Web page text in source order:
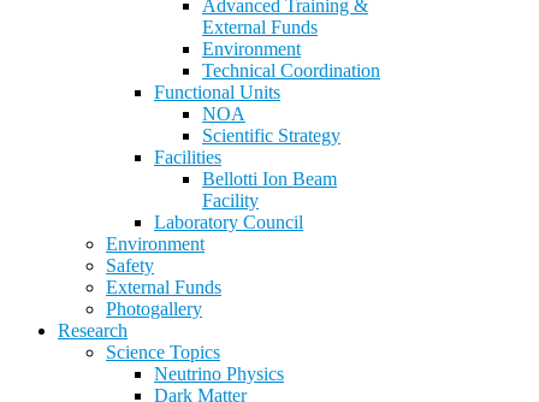
Advanced Training &
External Funds
Environment
Technical Coordination
Functional Units
NOA
Scientific Strategy
Facilities
Bellotti Ion Beam
Facility
Laboratory Council
Environment
Safety
External Funds
Photogallery
Research
Science Topics
Neutrino Physics
Dark Matter